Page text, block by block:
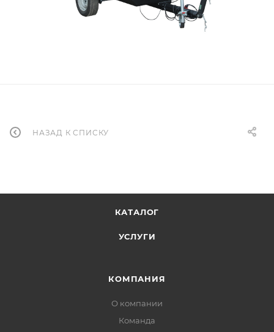
НАЗАД К СПИСКУ
КАТАЛОГ
УСЛУГИ
КОМПАНИЯ
О компании
Команда